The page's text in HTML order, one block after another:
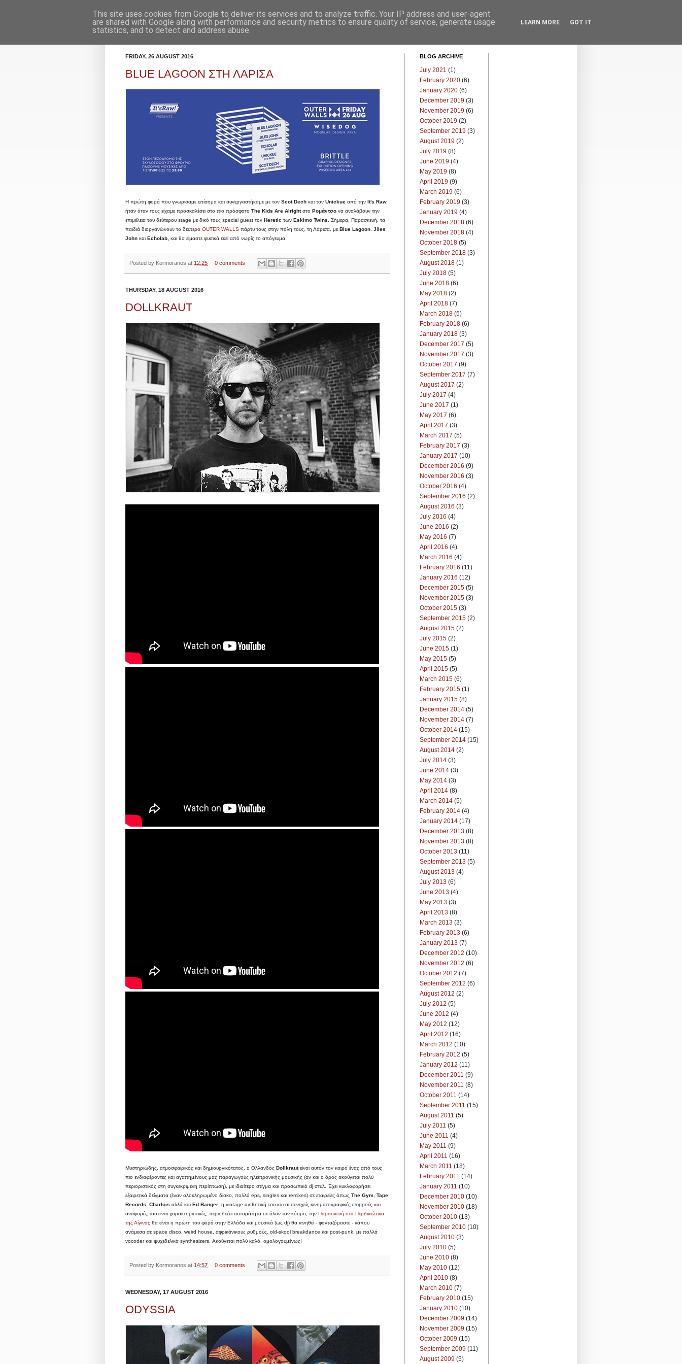
Κορμοράνος Πρόγραμμα Επικοινωνία Μπλογκ
FRIDAY, 26 AUGUST 2016
BLUE LAGOON ΣΤΗ ΛΑΡΙΣΑ
Η πρώτη φορά που γνωρίσαμε επίσημα και συνεργαστήκαμε με τον Scot Dech και τον Unickue από την It's Raw
ήταν όταν τους είχαμε προσκαλέσει στο πιο πρόσφατο The Kids Are Alrightστο Ρομάντσο να αναλάβουν την
επιμέλεια του δεύτερου stage με δικό τους special guest τον Heretic των Eskimo Twins. Σήμερα, Παρασκευή, τα
παιδιά διοργανώνουν το δεύτερο OUTER WALLS πάρτυ τους στην πόλη τους, τη Λάρισα, με Blue Lagoon, Jiles
John και Echolab, και θα είμαστε φυσικά εκεί από νωρίς το απόγευμα.
Posted by Kormoranos at 12:25 0 comments
THURSDAY, 18 AUGUST 2016
DOLLKRAUT
Μυστηριώδης, ατμοσφαιρικός και δημιουργικότατος, ο Ολλανδός Dollkrautείναι αυτόν τον καιρό ένας από τους
πιο ενδιαφέροντες και αγαπημένους μας παραγωγούς ηλεκτρονικής μουσικής (αν και ο όρος ακούγεται πολύ
περιοριστικός στη συγκεκριμένη περίπτωση), με ιδιαίτερο στίγμα και προσωπικό dj στυλ. Έχει κυκλοφορήσει
εξαιρετικά δείγματα (έναν ολοκληρωμένο δίσκο, πολλά eps, singles και remixes) σε εταιρείες όπως The Gym Tape
Records
Charlois αλλά και Ed Banger , η vintage αισθητική του και οι συνεχείς κινηματογραφικές επιρροές και
αναφορές του είναι χαρακτηριστικές, περιοδεύει ασταμάτητα σε όλον τον κόσμο, την Παρασκευή στα Περδικιώτικα
της Αίγινας θα είναι η πρώτη του φορά στην Ελλάδα και μουσικά (ως dj) θα κινηθεί - φανταζόμαστε - κάπου
ανάμεσα σε space disco, weird house, αφρικάνικους ρυθμούς, old-skool breakdance και post-punk, με πολλά
vocoder και ψυχεδελικά synthesizers. Ακούγεται πολύ καλό, ομολογουμένως!
Posted by Kormoranos at 14:57 0 comments
WEDNESDAY, 17 AUGUST 2016
ODYSSIA
BLOG ARCHIVE
July 2021 (1)
February 2020 (6)
January 2020 (6)
December 2019 (3)
November 2019 (6)
October 2019 (2)
September 2019 (3)
August 2019 (2)
July 2019 (8)
June 2019 (4)
May 2019 (8)
April 2019 (9)
March 2019 (6)
February 2019 (3)
January 2019 (4)
December 2018 (6)
November 2018 (4)
October 2018 (5)
September 2018 (3)
August 2018 (1)
July 2018 (5)
June 2018 (6)
May 2018 (2)
April 2018 (7)
March 2018 (5)
February 2018 (6)
January 2018 (3)
December 2017 (5)
November 2017 (3)
October 2017 (9)
September 2017 (7)
August 2017 (2)
July 2017 (4)
June 2017 (1)
May 2017 (6)
April 2017 (3)
March 2017 (5)
February 2017 (3)
January 2017 (10)
December 2016 (9)
November 2016 (3)
October 2016 (4)
September 2016 (2)
August 2016 (3)
July 2016 (4)
June 2016 (2)
May 2016 (7)
April 2016 (4)
March 2016 (4)
February 2016 (11)
January 2016 (12)
December 2015 (5)
November 2015 (3)
October 2015 (3)
September 2015 (2)
August 2015 (2)
July 2015 (2)
June 2015 (1)
May 2015 (5)
April 2015 (5)
March 2015 (6)
February 2015 (1)
January 2015 (8)
December 2014 (5)
November 2014 (7)
October 2014 (15)
September 2014 (15)
August 2014 (2)
July 2014 (3)
June 2014 (3)
May 2014 (3)
April 2014 (8)
March 2014 (5)
February 2014 (4)
January 2014 (17)
December 2013 (8)
November 2013 (8)
October 2013 (11)
September 2013 (5)
August 2013 (4)
July 2013 (6)
June 2013 (4)
May 2013 (3)
April 2013 (8)
March 2013 (3)
February 2013 (6)
January 2013 (7)
December 2012 (10)
November 2012 (6)
October 2012 (7)
September 2012 (6)
August 2012 (2)
July 2012 (5)
June 2012 (4)
May 2012 (12)
April 2012 (16)
March 2012 (10)
February 2012 (5)
January 2012 (11)
December 2011 (9)
November 2011 (8)
October 2011 (14)
September 2011 (15)
August 2011 (5)
July 2011 (5)
June 2011 (4)
May 2011 (9)
April 2011 (16)
March 2011 (18)
February 2011 (14)
January 2011 (10)
December 2010 (10)
November 2010 (18)
October 2010 (13)
September 2010 (10)
August 2010 (3)
July 2010 (5)
June 2010 (8)
May 2010 (12)
April 2010 (8)
March 2010 (7)
February 2010 (15)
January 2010 (10)
December 2009 (14)
November 2009 (15)
October 2009 (15)
September 2009 (11)
August 2009 (5)
This site uses cookies from Google to deliver its services and to analyze traffic. Your IP address and user-agent
are shared with Google along with performance and security metrics to ensure quality of service, generate usage
statistics, and to detect and address abuse.
LEARN MORE GOT IT